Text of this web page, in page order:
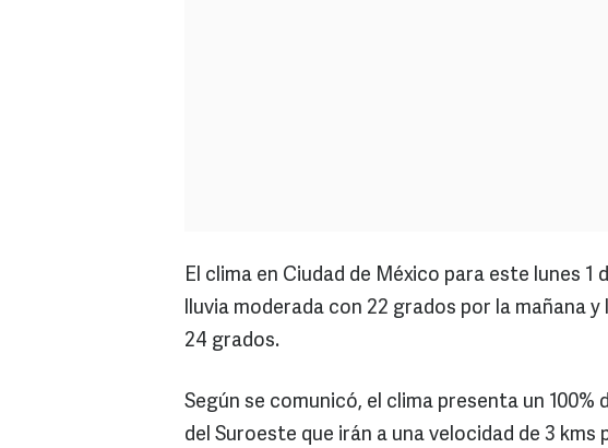
El clima en Ciudad de México para este lunes
lluvia moderada con 22 grados por la mañana
24 grados.
Según se comunicó, el clima presenta un
del Suroeste que irán a una velocidad de 3 kms